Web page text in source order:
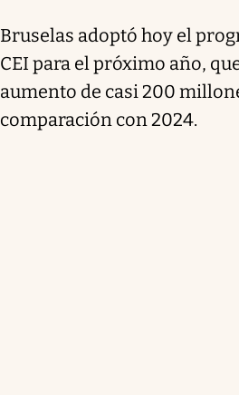
Bruselas adoptó hoy el
CEI para el próximo año,
aumento de casi 200
comparación con 2024.